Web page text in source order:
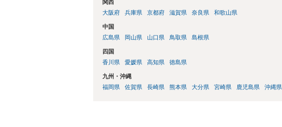
関西
大阪府
兵庫県 京都府 滋賀県 奈良県 和歌山県
中国
広島県
岡山県 山口県 鳥取県 島根県
四国
香川県
愛媛県 高知県 徳島県
九州・沖縄
福岡県
佐賀県 長崎県 熊本県 大分県 宮崎県 鹿児島県 沖縄県